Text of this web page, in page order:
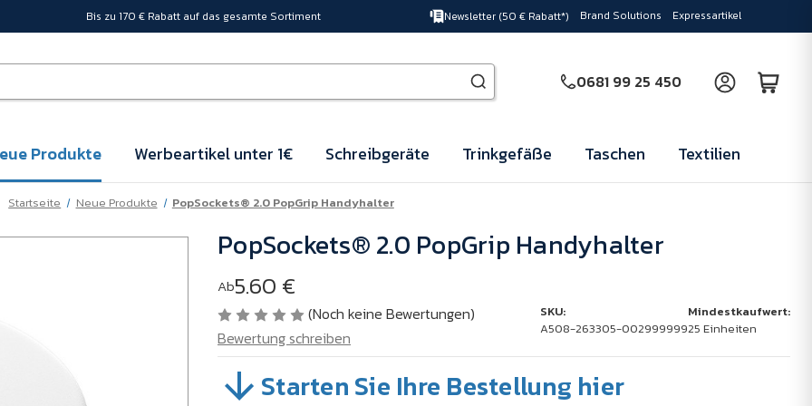
Bis zu 170 € Rabatt auf das gesamte Sortiment Newsletter (50 € Rabatt*) Brand Solutions Expressartikel
0681 99 25 450
Produkte Werbeartikel unter 1€ Schreibgeräte Trinkgefäße Taschen Textilien
Startseite Neue Produkte PopSockets® 2.0 PopGrip Handyhalter
PopSockets® 2.0 PopGrip Handyhalter
Ab5.60 €
(Noch keine Bewertungen)
Bewertung schreiben
SKU:
A508-263305-002999999
Mindestkaufwert:
25 Einheiten
SKU:
A508- Starten Sie Ihre Bestellung hier